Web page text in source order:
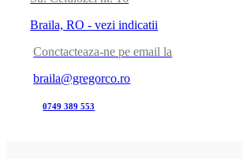
Braila, RO - vezi indicatii
Conctacteaza-ne pe email la
braila@gregorco.ro
0749 389 553